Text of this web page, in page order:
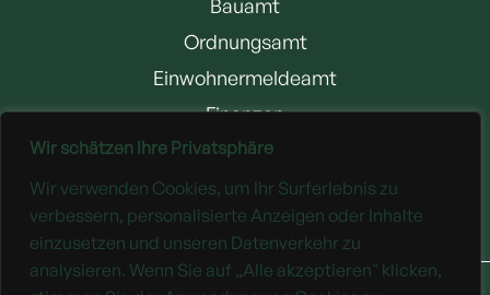
Wir schätzen Ihre Privatsphäre
Wir verwenden Cookies, um Ihr Surferlebnis zu
verbessern, personalisierte Anzeigen oder Inhalte
einzusetzen und unseren Datenverkehr zu
analysieren. Wenn Sie auf „Alle akzeptieren" klicken,
Bauamt
Ordnungsamt
Einwohnermeldeamt
Finanzen
Jobangebote
Downloads